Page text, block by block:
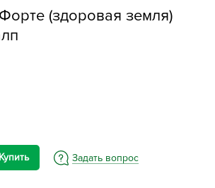
(здоровая земля)
Купить Задать вопрос